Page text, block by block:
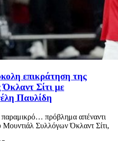
επικράτηση της
Σίτι με
Παυλίδη
πρόβλημα απέναντι
Συλλόγων Όκλαντ Σίτι,